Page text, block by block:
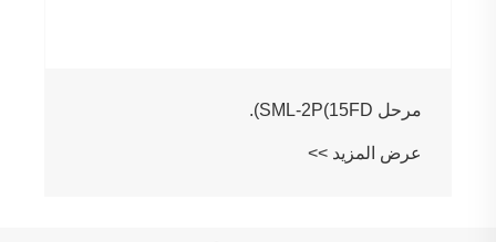
مرحل SML-2P(15FD).
عرض المزيد >>